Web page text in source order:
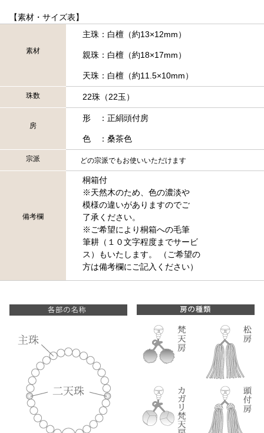
【素材・サイズ表】
素材
主珠：白檀（約13×12mm）
親珠：白檀（約18×17mm）
天珠：白檀（約11.5×10mm）
珠数 22珠（22玉）
房
形 ：正絹頭付房
色 ：桑茶色
宗派 どの宗派でもお使いいただけます
備考欄
桐箱付
※天然木のため、色の濃淡や
模様の違いがありますのでご
了承ください。
※ご希望により桐箱への毛筆
筆耕（１０文字程度までサービ
ス）もいたします。 （ご希望の
方は備考欄にご記入ください）